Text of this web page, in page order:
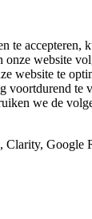
te accepteren,
onze website
website te
voortdurend te
we de
Clarity, Google